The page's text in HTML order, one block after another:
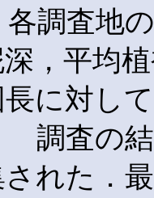
調査地
，平均
に対し
調査の結
れた．